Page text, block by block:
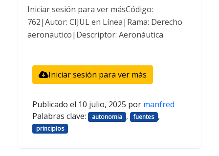
Iniciar sesión para ver másCódigo:
762|Autor: CIJUL en Línea|Rama: Derecho
aeronautico|Descriptor: Aeronáutica
Iniciar sesión para ver más
Publicado el 10 julio, 2025 por manfred
Palabras clave:
autonomia , fuentes ,
principios